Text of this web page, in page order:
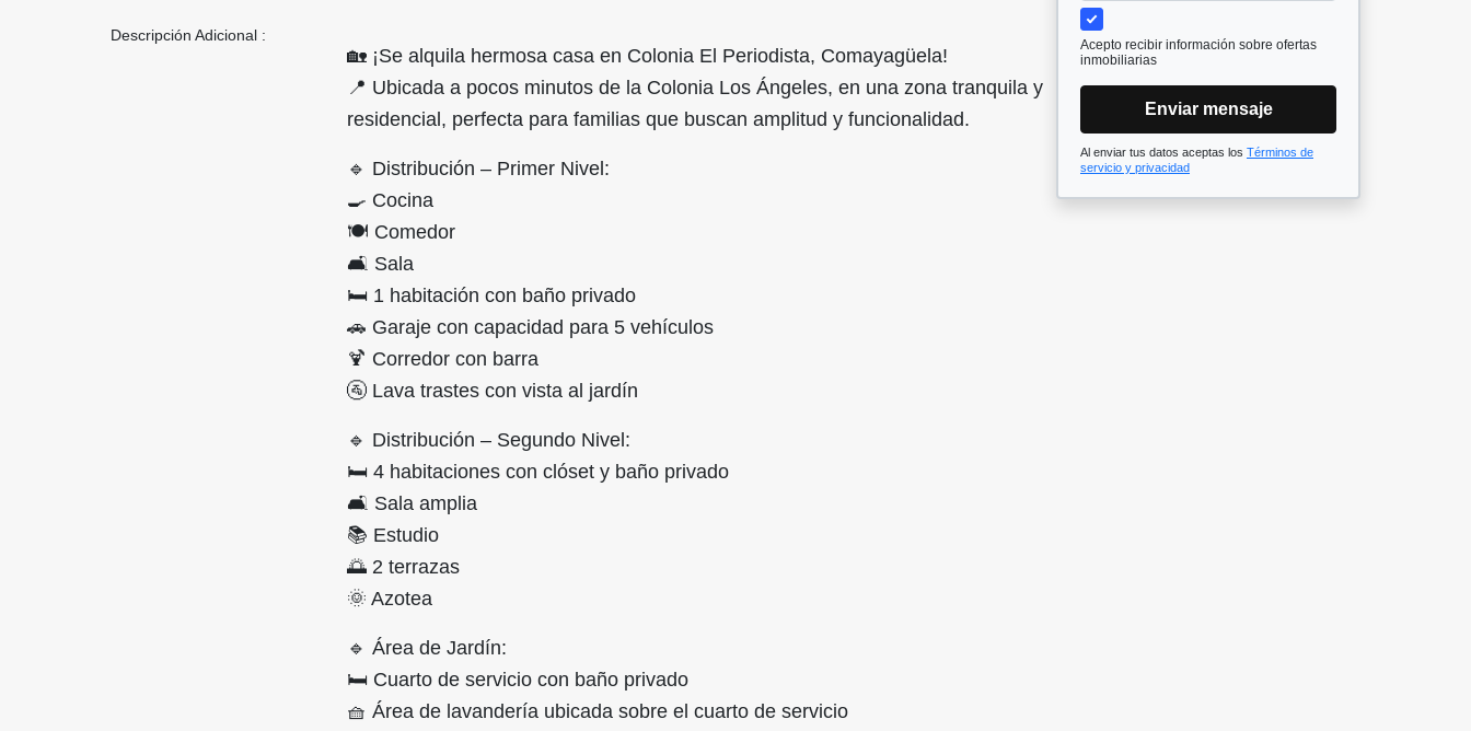
Descripción Adicional :
🏡 ¡Se alquila hermosa casa en Colonia El Periodista, Comayagüela!
📍 Ubicada a pocos minutos de la Colonia Los Ángeles, en una zona tranquila y
residencial, perfecta para familias que buscan amplitud y funcionalidad.
🔹 Distribución – Primer Nivel:
🍳 Cocina
🍽️ Comedor
🛋️ Sala
🛏️ 1 habitación con baño privado
🚗 Garaje con capacidad para 5 vehículos
🍹 Corredor con barra
🚰 Lava trastes con vista al jardín
🔹 Distribución – Segundo Nivel:
🛏️ 4 habitaciones con clóset y baño privado
🛋️ Sala amplia
📚 Estudio
🌅 2 terrazas
🌞 Azotea
🔹 Área de Jardín:
🛏️ Cuarto de servicio con baño privado
🧺 Área de lavandería ubicada sobre el cuarto de servicio
Acepto recibir información sobre ofertas
inmobiliarias
Enviar mensaje
Al enviar tus datos aceptas los Términos de
servicio y privacidad